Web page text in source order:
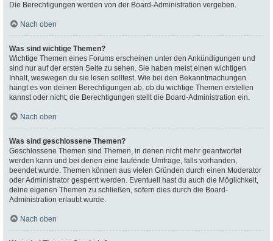
Die Berechtigungen werden von der Board-Administration vergeben.
Nach oben
Was sind wichtige Themen?
Wichtige Themen eines Forums erscheinen unter den Ankündigungen und
sind nur auf der ersten Seite zu sehen. Sie haben meist einen wichtigen
Inhalt, weswegen du sie lesen solltest. Wie bei den Bekanntmachungen
hängt es von deinen Berechtigungen ab, ob du wichtige Themen erstellen
kannst oder nicht; die Berechtigungen stellt die Board-Administration ein.
Nach oben
Was sind geschlossene Themen?
Geschlossene Themen sind Themen, in denen nicht mehr geantwortet
werden kann und bei denen eine laufende Umfrage, falls vorhanden,
beendet wurde. Themen können aus vielen Gründen durch einen Moderator
oder Administrator gesperrt werden. Eventuell hast du auch die Möglichkeit,
deine eigenen Themen zu schließen, sofern dies durch die Board-
Administration erlaubt wurde.
Nach oben